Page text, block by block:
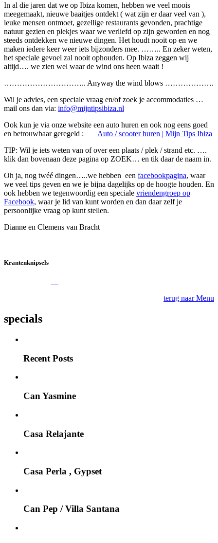
In al die jaren dat we op Ibiza komen, hebben we veel moois
meegemaakt, nieuwe baaitjes ontdekt ( wat zijn er daar veel van ),
leuke mensen ontmoet, gezellige restaurants gevonden, prachtige
natuur gezien en plekjes waar we verliefd op zijn geworden en nog
steeds ontdekken we nieuwe dingen. Het houdt nooit op en we
maken iedere keer weer iets bijzonders mee. …….. En zeker weten,
het speciale gevoel zal nooit ophouden. Op Ibiza zeggen wij
altijd…. we zien wel waar de wind ons heen waait !
………………………….. Anyway the wind blows ……………….
Wil je advies, een speciale vraag en/of zoek je accommodaties …
mail ons dan via: info@mijntipsibiza.nl
Ook kun je via onze website een auto huren en ook nog eens goed
en betrouwbaar geregeld : Auto / scooter huren | Mijn Tips Ibiza
TIP: Wil je iets weten van of over een plaats / plek / strand etc. ….
klik dan bovenaan deze pagina op ZOEK… en tik daar de naam in.
Oh ja, nog twéé dingen…..we hebben een facebookpagina, waar
we veel tips geven en we je bijna dagelijks op de hoogte houden. En
ook hebben we tegenwoordig een speciale vriendengroep op
Facebook, waar je lid van kunt worden en dan daar zelf je
persoonlijke vraag op kunt stellen.
Dianne en Clemens van Bracht
Krantenknipsels
terug naar Menu
specials
Recent Posts
Can Yasmine
Casa Relajante
Casa Perla , Gypset
Can Pep / Villa Santana